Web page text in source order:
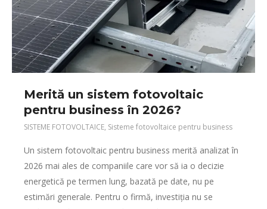
Merită un sistem fotovoltaic
pentru business în 2026?
SISTEME FOTOVOLTAICE, Sisteme fotovoltaice pentru business
Un sistem fotovoltaic pentru business merită analizat în
2026 mai ales de companiile care vor să ia o decizie
energetică pe termen lung, bazată pe date, nu pe
estimări generale. Pentru o firmă, investiția nu se